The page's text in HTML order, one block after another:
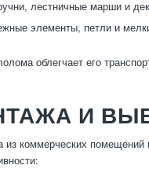
лестничные марши и
элементы, петли и
облегчает его
И
коммерческих помещений